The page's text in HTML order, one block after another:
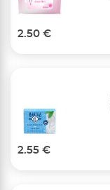
2.50 €
2.55 €